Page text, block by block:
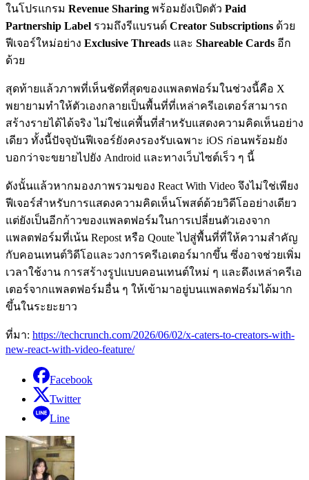
ในโปรแกรม Revenue Sharing พร้อมยังเปิดตัว Paid
Partnership Label รวมถึงรีแบรนด์ Creator Subscriptions ด้วย
ฟีเจอร์ใหม่อย่าง Exclusive Threads และ Shareable Cards อีก
ด้วย
สุดท้ายแล้วภาพที่เห็นชัดที่สุดของแพลตฟอร์มในช่วงนี้คือ X
พยายามทำให้ตัวเองกลายเป็นพื้นที่ที่เหล่าครีเอเตอร์สามารถ
สร้างรายได้ได้จริง ไม่ใช่แค่พื้นที่สำหรับแสดงความคิดเห็นอย่าง
เดียว ทั้งนี้ปัจจุบันฟีเจอร์ยังคงรองรับเฉพาะ iOS ก่อนพร้อมยัง
บอกว่าจะขยายไปยัง Android และทางเว็บไซต์เร็ว ๆ นี้
ดังนั้นแล้วหากมองภาพรวมของ React With Video จึงไม่ใช่เพียง
ฟีเจอร์สำหรับการแสดงความคิดเห็นโพสต์ด้วยวิดีโออย่างเดียว
แต่ยังเป็นอีกก้าวของแพลตฟอร์มในการเปลี่ยนตัวเองจาก
แพลตฟอร์มที่เน้น Repost หรือ Qoute ไปสู่พื้นที่ที่ให้ความสำคัญ
กับคอนเทนต์วิดีโอและวงการครีเอเตอร์มากขึ้น ซึ่งอาจช่วยเพิ่ม
เวลาใช้งาน การสร้างรูปแบบคอนเทนต์ใหม่ ๆ และดึงเหล่าครีเอ
เตอร์จากแพลตฟอร์มอื่น ๆ ให้เข้ามาอยู่บนแพลตฟอร์มได้มาก
ขึ้นในระยะยาว
ที่มา: https://techcrunch.com/2026/06/02/x-caters-to-creators-with-
new-react-with-video-feature/
Facebook
Twitter
Line